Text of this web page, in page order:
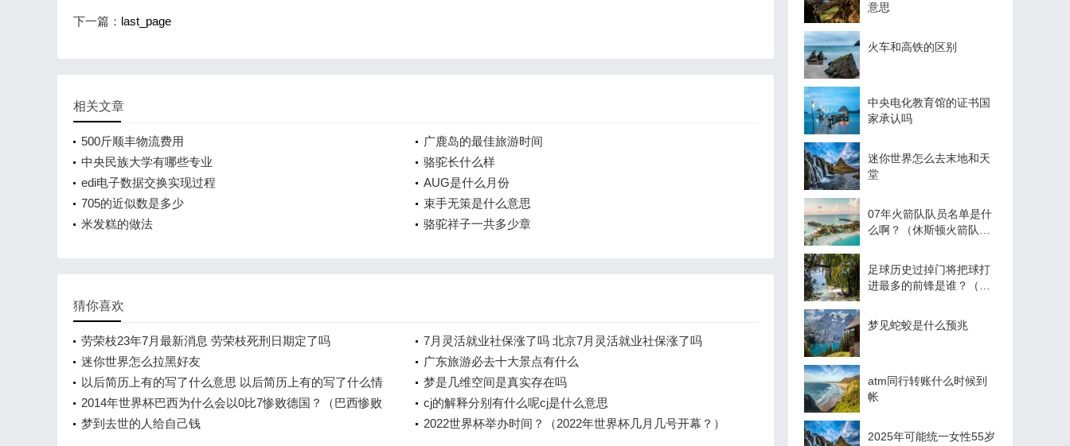
下一篇： last_page
相关文章
500斤顺丰物流费用
广鹿岛的最佳旅游时间
中央民族大学有哪些专业
骆驼长什么样
edi电子数据交换实现过程
AUG是什么月份
705的近似数是多少
束手无策是什么意思
米发糕的做法
骆驼祥子一共多少章
猜你喜欢
劳荣枝23年7月最新消息 劳荣枝死刑日期定了吗
7月灵活就业社保涨了吗 北京7月灵活就业社保涨了吗
迷你世界怎么拉黑好友
广东旅游必去十大景点有什么
以后简历上有的写了什么意思 以后简历上有的写了什么情
况
梦是几维空间是真实存在吗
2014年世界杯巴西为什么会以0比7惨败德国？（巴西惨败
德国原因？）
cj的解释分别有什么呢cj是什么意思
梦到去世的人给自己钱
2022世界杯举办时间？（2022年世界杯几月几号开幕？）
意思
火车和高铁的区别
中央电化教育馆的证书国
家承认吗
迷你世界怎么去末地和天
堂
07年火箭队队员名单是什
么啊？（休斯顿火箭队的
足球历史过掉门将把球打
进最多的前锋是谁？（守
梦见蛇蛟是什么预兆
atm同行转账什么时候到
帐
2025年可能统一女性55岁